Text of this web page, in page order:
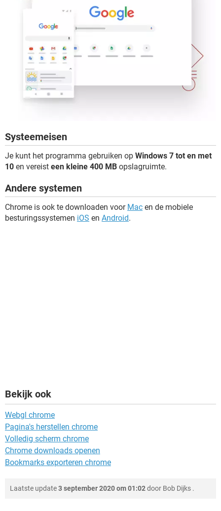
Systeemeisen
Je kunt het programma gebruiken op Windows 7 tot en met
10 en vereist een kleine 400 MB opslagruimte.
Andere systemen
Chrome is ook te downloaden voor Mac en de mobiele
besturingssystemen iOS en Android.
Bekijk ook
Webgl chrome
Pagina's herstellen chrome
Volledig scherm chrome
Chrome downloads openen
Bookmarks exporteren chrome
Laatste update3 september 2020 om 01:02door Bob Dijks .